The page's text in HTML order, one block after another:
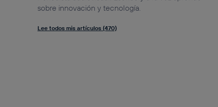
sobre innovación y tecnología.
Lee todos mis artículos (470)